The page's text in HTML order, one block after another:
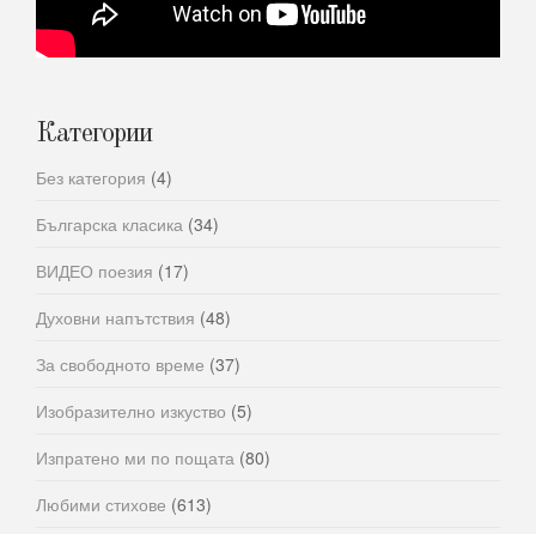
Категории
Без категория (4)
Българска класика (34)
ВИДЕО поезия (17)
Духовни напътствия (48)
За свободното време (37)
Изобразително изкуство (5)
Изпратено ми по пощата (80)
Любими стихове (613)